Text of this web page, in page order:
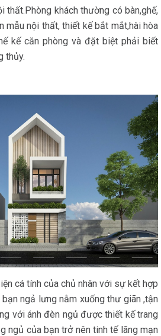
thất.Phòng khách thường có bàn,ghế,
mẫu nội thất, thiết kế bắt mắt,hài hòa
kế căn phòng và đặt biệt phải biết
thủy.
cá tính của chủ nhân với sự kết hợp
ngả lưng nằm xuống thư giãn ,tận
với ánh đèn ngủ được thiết kế trang
ngủ của bạn trở nên tinh tế lãng mạn